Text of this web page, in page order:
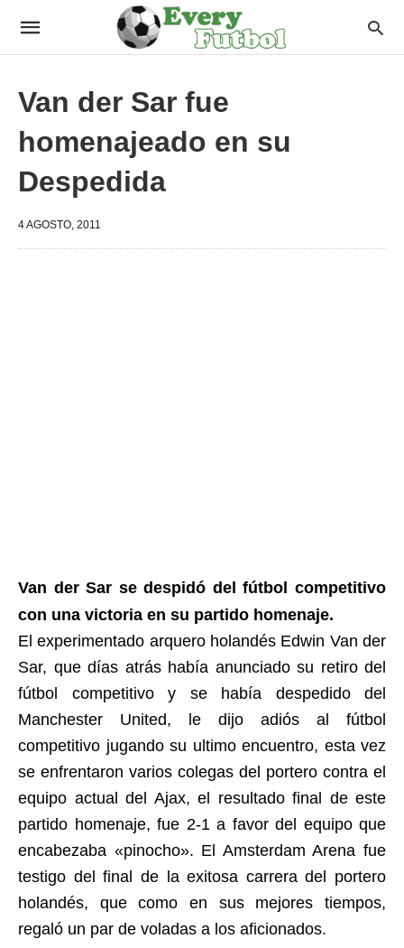
Van der Sar fue
homenajeado en su
Despedida
4 AGOSTO, 2011
Van der Sar se despidó del fútbol competitivo
con una victoria en su partido homenaje.
El experimentado arquero holandés Edwin Van der
Sar, que días atrás había anunciado su retiro del
fútbol competitivo y se había despedido del
Manchester United, le dijo adiós al fútbol
competitivo jugando su ultimo encuentro, esta vez
se enfrentaron varios colegas del portero contra el
equipo actual del Ajax, el resultado final de este
partido homenaje, fue 2-1 a favor del equipo que
encabezaba «pinocho». El Amsterdam Arena fue
testigo del final de la exitosa carrera del portero
holandés, que como en sus mejores tiempos,
regaló un par de voladas a los aficionados.